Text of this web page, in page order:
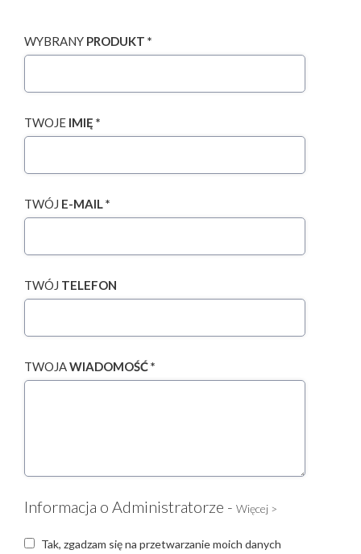
WYBRANY PRODUKT *
TWOJE IMIĘ *
TWÓJ E-MAIL *
TWÓJ TELEFON
TWOJAWIADOMOŚĆ *
Informacja o Administratorze - Więcej >
Tak, zgadzam się na przetwarzanie moich danych